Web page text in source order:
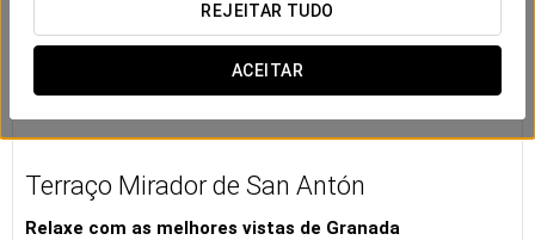
REJEITAR TUDO
ACEITAR
Terraço Mirador de San Antón
Relaxe com as melhores vistas de Granada